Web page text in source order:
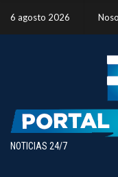
6 agosto 2026
NOTICIAS 24/7